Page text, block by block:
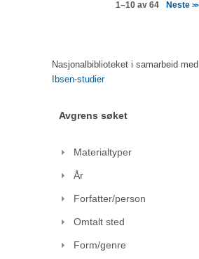
1–10 av 64 Neste>>
Nasjonalbiblioteket i samarbeid med
Ibsen-studier
Avgrens søket
Materialtyper
År
Forfatter/person
Omtalt sted
Form/genre